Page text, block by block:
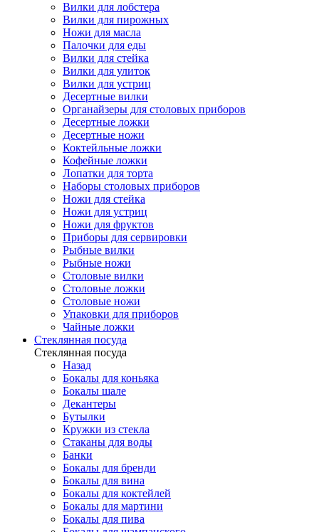
Вилки для лобстера
Вилки для пирожных
Ножи для масла
Палочки для еды
Вилки для стейка
Вилки для улиток
Вилки для устриц
Десертные вилки
Органайзеры для столовых приборов
Десертные ложки
Десертные ножи
Коктейльные ложки
Кофейные ложки
Лопатки для торта
Наборы столовых приборов
Ножи для стейка
Ножи для устриц
Ножи для фруктов
Приборы для сервировки
Рыбные вилки
Рыбные ножи
Столовые вилки
Столовые ложки
Столовые ножи
Упаковки для приборов
Чайные ложки
Стеклянная посуда
Стеклянная посуда
Назад
Бокалы для коньяка
Бокалы шале
Декантеры
Бутылки
Кружки из стекла
Стаканы для воды
Банки
Бокалы для бренди
Бокалы для вина
Бокалы для коктейлей
Бокалы для мартини
Бокалы для пива